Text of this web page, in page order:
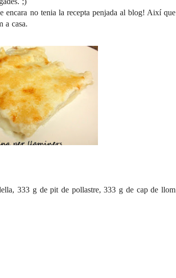
encara no tenia la recepta penjada al blog! Així que
a casa.
333 g de pit de pollastre, 333 g de cap de llom